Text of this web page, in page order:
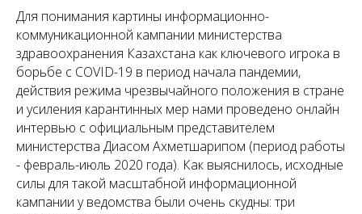
Для понимания картины информационно-
коммуникационной кампании министерства
здравоохранения Казахстана как ключевого игрока в
борьбе с COVID-19 в период начала пандемии,
действия режима чрезвычайного положения в стране
и усиления карантинных мер нами проведено онлайн
интервью с официальным представителем
министерства Диасом Ахметшарипом (период работы
- февраль-июль 2020 года). Как выяснилось, исходные
силы для такой масштабной информационной
кампании у ведомства были очень скудны: три